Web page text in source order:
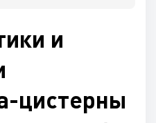
и
цистерны